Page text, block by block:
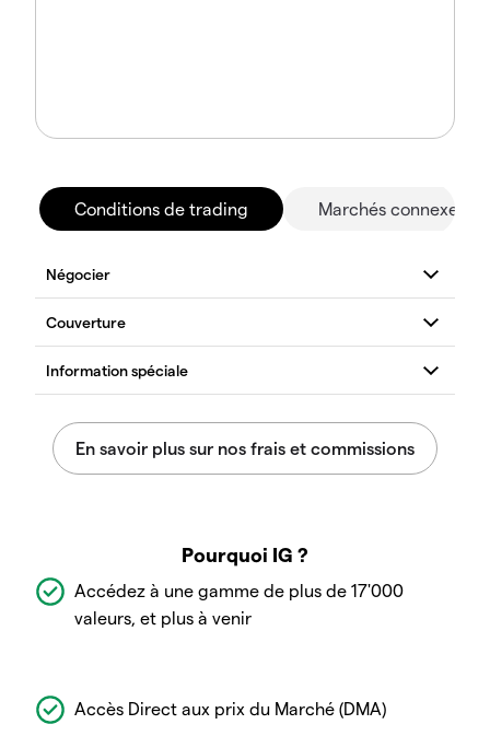
Conditions de trading Marchés connexes
Pourquoi IG ?
Accédez à une gamme de plus de 17'000
valeurs, et plus à venir
Accès Direct aux prix du Marché (DMA)